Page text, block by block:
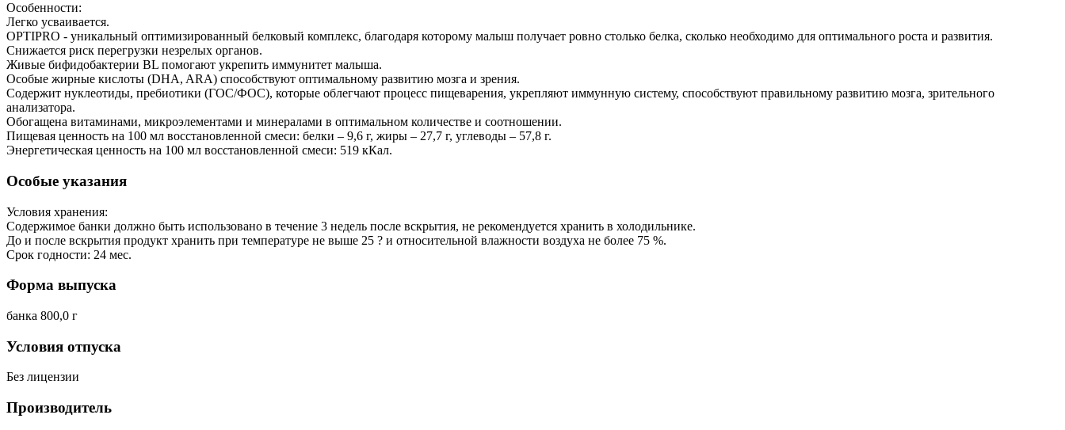
Особенности:
Легко усваивается.
OPTIPRO - уникальный оптимизированный белковый комплекс, благодаря которому малыш получает ровно столько белка, сколько необходимо для оптимального роста и развития.
Снижается риск перегрузки незрелых органов.
Живые бифидобактерии BL помогают укрепить иммунитет малыша.
Особые жирные кислоты (DHA, ARA) способствуют оптимальному развитию мозга и зрения.
Содержит нуклеотиды, пребиотики (ГОС/ФОС), которые облегчают процесс пищеварения, укрепляют иммунную систему, способствуют правильному развитию мозга, зрительного
анализатора.
Обогащена витаминами, микроэлементами и минералами в оптимальном количестве и соотношении.
Пищевая ценность на 100 мл восстановленной смеси: белки – 9,6 г, жиры – 27,7 г, углеводы – 57,8 г.
Энергетическая ценность на 100 мл восстановленной смеси: 519 кКал.
Особые указания
Условия хранения:
Содержимое банки должно быть использовано в течение 3 недель после вскрытия, не рекомендуется хранить в холодильнике.
До и после вскрытия продукт хранить при температуре не выше 25 ? и относительной влажности воздуха не более 75 %.
Срок годности: 24 мес.
Форма выпуска
банка 800,0 г
Условия отпуска
Без лицензии
Производитель